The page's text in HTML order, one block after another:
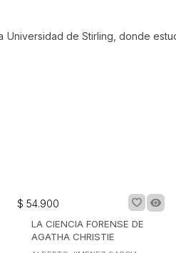
de Stirling, donde